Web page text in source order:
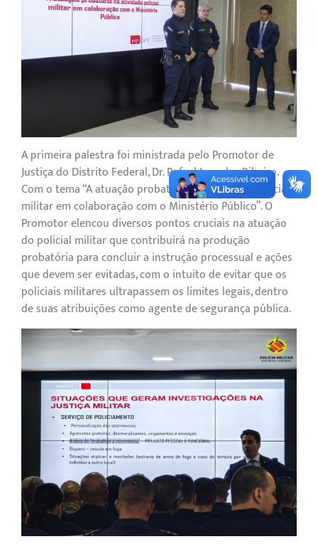
A primeira palestra foi ministrada pelo Promotor de
Justiça do Distrito Federal, Dr. Rafael Leandro Ribeiro.
Com o tema “A atuação probatória na atividade policial
militar em colaboração com o Ministério Público”. O
Promotor elencou diversos pontos cruciais na atuação
do policial militar que contribuirá na produção
probatória para concluir a instrução processual e ações
que devem ser evitadas, com o intuito de evitar que os
policiais militares ultrapassem os limites legais, dentro
de suas atribuições como agente de segurança pública.